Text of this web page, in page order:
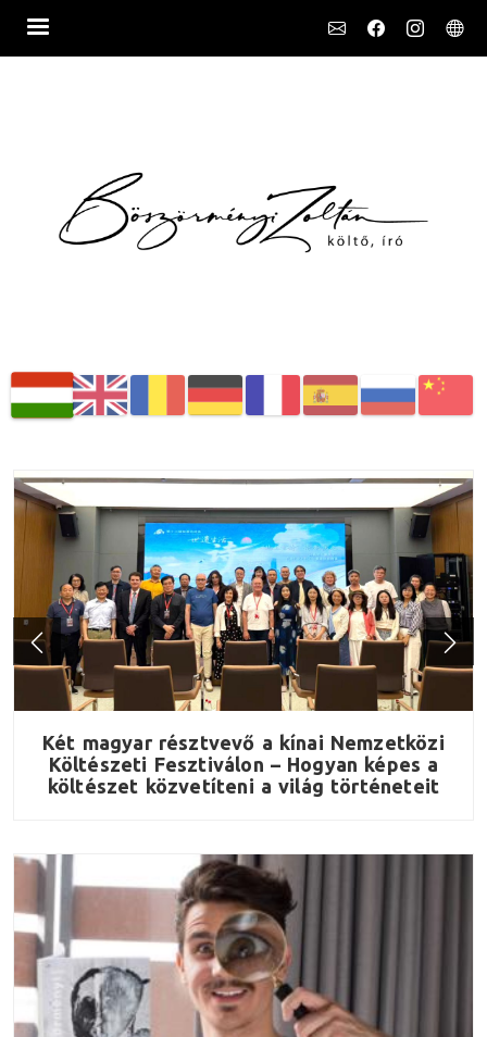
Két magyar résztvevő a kínai Nemzetközi
Költészeti Fesztiválon – Hogyan képes a
költészet közvetíteni a világ történeteit